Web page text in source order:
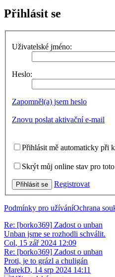
Přihlásit se
Uživatelské jméno:
Heslo:
Zapomněl(a) jsem heslo
Znovu poslat aktivační e-mail
Přihlásit mě automaticky při
Skrýt můj online stav pro
Přihlásit se Registrovat
Podmínky pro užíváníOchrana
Re: [borko369] Zadost o unban
Unban jsme se rozhodli schválit.
Col, 15 zář 2024 12:09
Re: [borko369] Zadost o unban
Proti, je to grázl a chuligán
MarekD, 14 srp 2024 14:11